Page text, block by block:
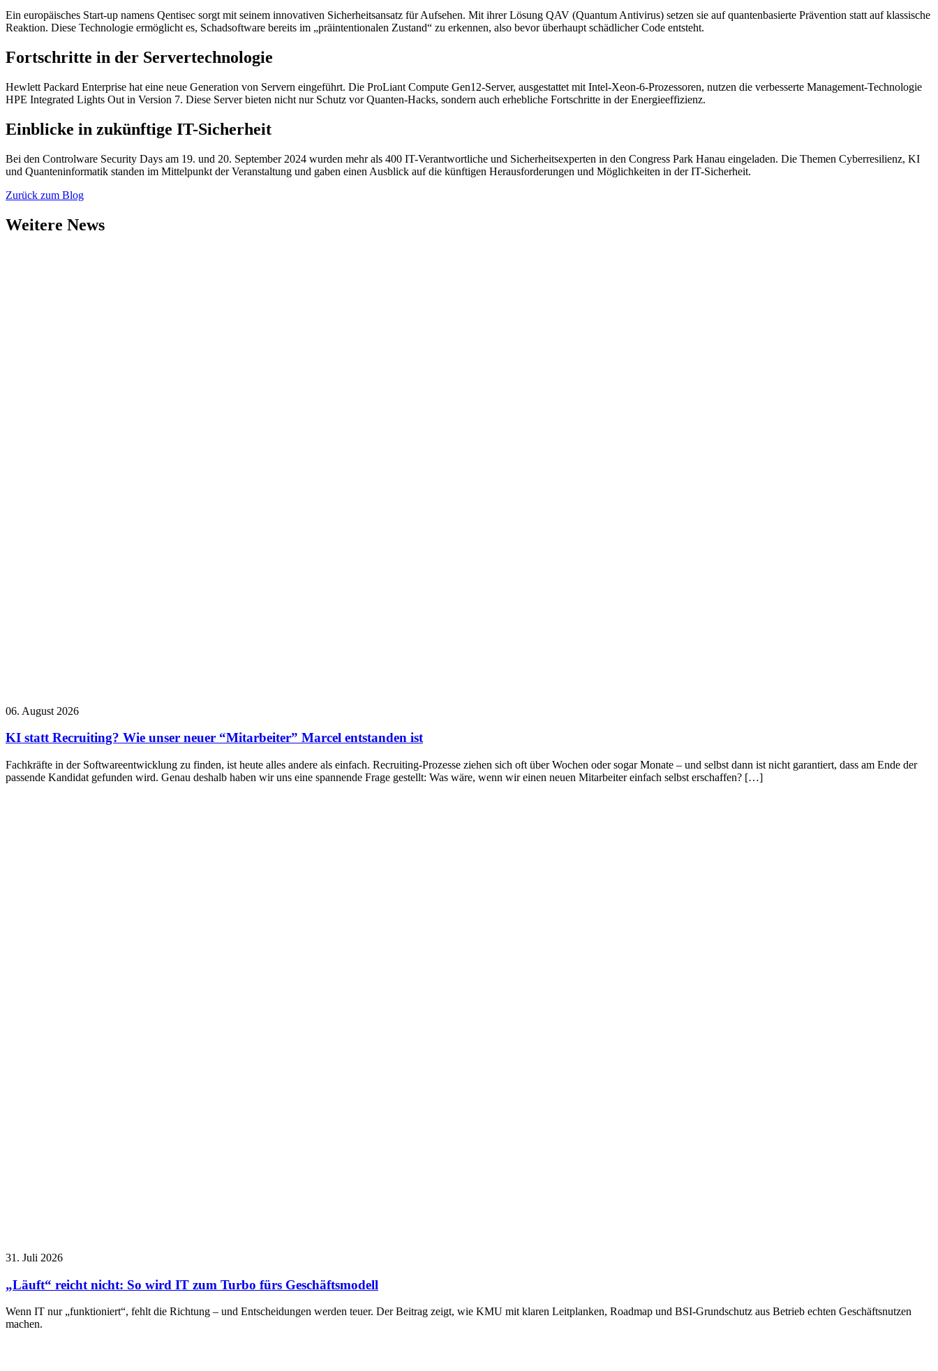
Ein europäisches Start-up namens Qentisec sorgt mit seinem innovativen Sicherheitsansatz für Aufsehen. Mit ihrer Lösung QAV (Quantum Antivirus) setzen sie auf quantenbasierte Prävention statt auf klassische
Reaktion. Diese Technologie ermöglicht es, Schadsoftware bereits im „präintentionalen Zustand“ zu erkennen, also bevor überhaupt schädlicher Code entsteht.
Fortschritte in der Servertechnologie
Hewlett Packard Enterprise hat eine neue Generation von Servern eingeführt. Die ProLiant Compute Gen12-Server, ausgestattet mit Intel-Xeon-6-Prozessoren, nutzen die verbesserte Management-Technologie
HPE Integrated Lights Out in Version 7. Diese Server bieten nicht nur Schutz vor Quanten-Hacks, sondern auch erhebliche Fortschritte in der Energieeffizienz.
Einblicke in zukünftige IT-Sicherheit
Bei den Controlware Security Days am 19. und 20. September 2024 wurden mehr als 400 IT-Verantwortliche und Sicherheitsexperten in den Congress Park Hanau eingeladen. Die Themen Cyberresilienz, KI
und Quanteninformatik standen im Mittelpunkt der Veranstaltung und gaben einen Ausblick auf die künftigen Herausforderungen und Möglichkeiten in der IT-Sicherheit.
Zurück zum Blog
Weitere News
06. August 2026
KI statt Recruiting? Wie unser neuer “Mitarbeiter” Marcel entstanden ist
Fachkräfte in der Softwareentwicklung zu finden, ist heute alles andere als einfach. Recruiting-Prozesse ziehen sich oft über Wochen oder sogar Monate – und selbst dann ist nicht garantiert, dass am Ende der
passende Kandidat gefunden wird. Genau deshalb haben wir uns eine spannende Frage gestellt: Was wäre, wenn wir einen neuen Mitarbeiter einfach selbst erschaffen? […]
31. Juli 2026
„Läuft“ reicht nicht: So wird IT zum Turbo fürs Geschäftsmodell
Wenn IT nur „funktioniert“, fehlt die Richtung – und Entscheidungen werden teuer. Der Beitrag zeigt, wie KMU mit klaren Leitplanken, Roadmap und BSI-Grundschutz aus Betrieb echten Geschäftsnutzen
machen.